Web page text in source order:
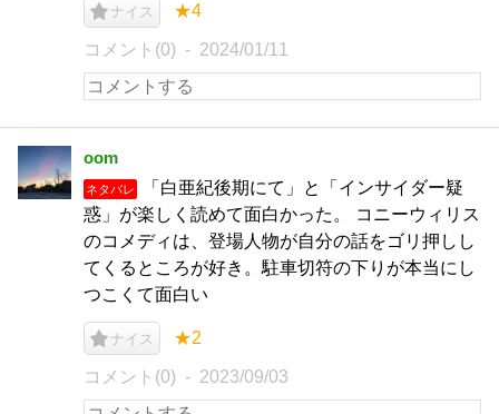
ナイス ★4
コメント(0) 2024/01/11
oom
ネタバレ
「白亜紀後期にて」と「インサイダー疑
惑」が楽しく読めて面白かった。 コニーウィリス
のコメディは、登場人物が自分の話をゴリ押しし
てくるところが好き。駐車切符の下りが本当にし
つこくて面白い
ナイス ★2
コメント(0) 2023/09/03